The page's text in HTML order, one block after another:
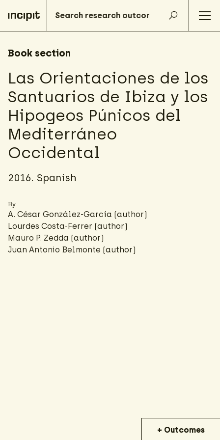
Book section
Las Orientaciones de los
Santuarios de Ibiza y los
Hipogeos Púnicos del
Mediterráneo
Occidental
2016. Spanish
By
A. César González-García (author)
Lourdes Costa-Ferrer (author)
Mauro P. Zedda (author)
Juan Antonio Belmonte (author)
+ Outcomes